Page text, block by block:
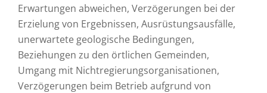
Erwartungen abweichen, Verzögerungen bei der
Erzielung von Ergebnissen, Ausrüstungsausfälle,
unerwartete geologische Bedingungen,
Beziehungen zu den örtlichen Gemeinden,
Umgang mit Nichtregierungsorganisationen,
Verzögerungen beim Betrieb aufgrund von